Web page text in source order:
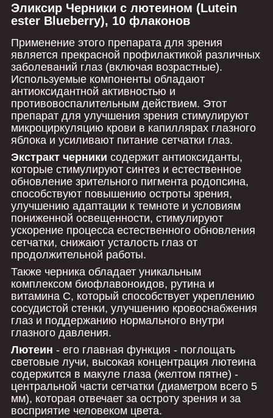
Эликсир Черники с лютеином (Lutein
ester Blueberry), 10 флаконов
Применение этого препарата для зрения
является прекрасной профилактикой различных
заболеваний глаз (включая возрастные).
Используемые компоненты обладают
антиоксидантной активностью и
противовоспалительным действием. Этот
препарат для улучшения зрения стимулируют
микроциркуляцию крови в капиллярах глазного
яблока и усиливают питание сетчатки глаз.
Экстракт черники содержит антиоксиданты,
которые стимулируют синтез и естественное
обновление зрительного пигмента родопсина,
способствуют повышению остроты зрения,
улучшению адаптации к темноте и условиям
пониженной освещенности, стимулируют
ускорение процесса естественного обновления
сетчатки, снижают усталость глаз от
продолжительной работы.
Также черника обладает уникальным
комплексом биофлавоноидов, рутина и
витамина C, который способствует укреплению
сосудистой стенки, улучшению кровоснабжения
глаз и поддержанию нормального внутри
глазного давления.
Лютеин - его главная функция - поглощать
световые лучи, высокая концентрация лютеина
содержится в макуле глаза (желтом пятне) -
центральной части сетчатки (диаметром всего 5
мм), которая отвечает за остроту зрения и за
восприятие человеком цвета.